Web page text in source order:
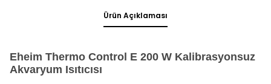
Ürün Açıklaması
Eheim Thermo Control E 200 W Kalibrasyonsuz
Akvaryum Isıtıcısı